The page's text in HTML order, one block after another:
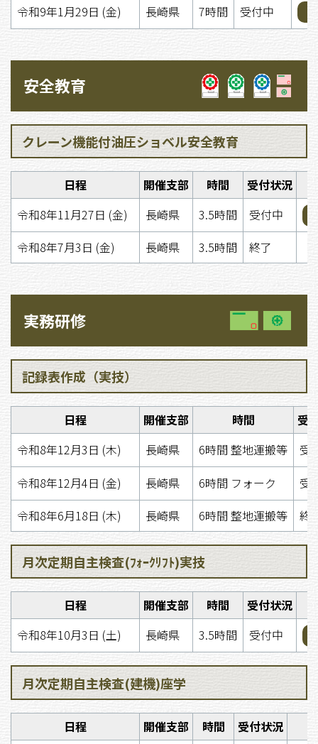
令和9年1月29日 (金)
長崎県 7時間 受付中
安全教育
クレーン機能付油圧ショベル安全教育
日程 開催支部 時間
受付状況
令和8年11月27日 (金)
長崎県 3.5時間 受付中
令和8年7月3日 (金)
長崎県 3.5時間 終了
実務研修
記録表作成（実技）
日程 開催支部 時間
受
令和8年12月3日 (木)
長崎県 6時間 整地運搬等
受
令和8年12月4日 (金)
長崎県 6時間 フォーク
受
令和8年6月18日 (木)
長崎県 6時間 整地運搬等 終
月次定期自主検査(ﾌｫｰｸﾘﾌﾄ)実技
日程 開催支部 時間
受付状況
令和8年10月3日 (土)
長崎県 3.5時間 受付中
月次定期自主検査(建機)座学
日程 開催支部 時間 受付状況